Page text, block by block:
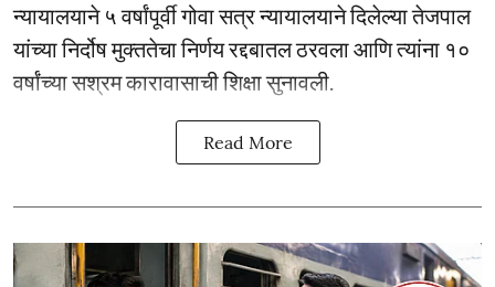
न्यायालयाने ५ वर्षांपूर्वी गोवा सत्र न्यायालयाने दिलेल्या तेजपाल
यांच्या निर्दोष मुक्ततेचा निर्णय रद्दबातल ठरवला आणि त्यांना १०
वर्षांच्या सश्रम कारावासाची शिक्षा सुनावली.
Read More